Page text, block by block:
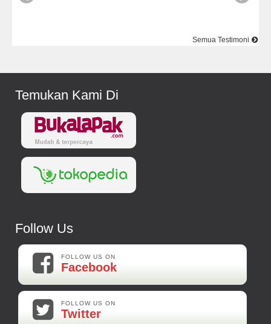
Semua Testimoni
Temukan Kami Di
Follow Us
FOLLOW US ON
Facebook
FOLLOW US ON
Twitter